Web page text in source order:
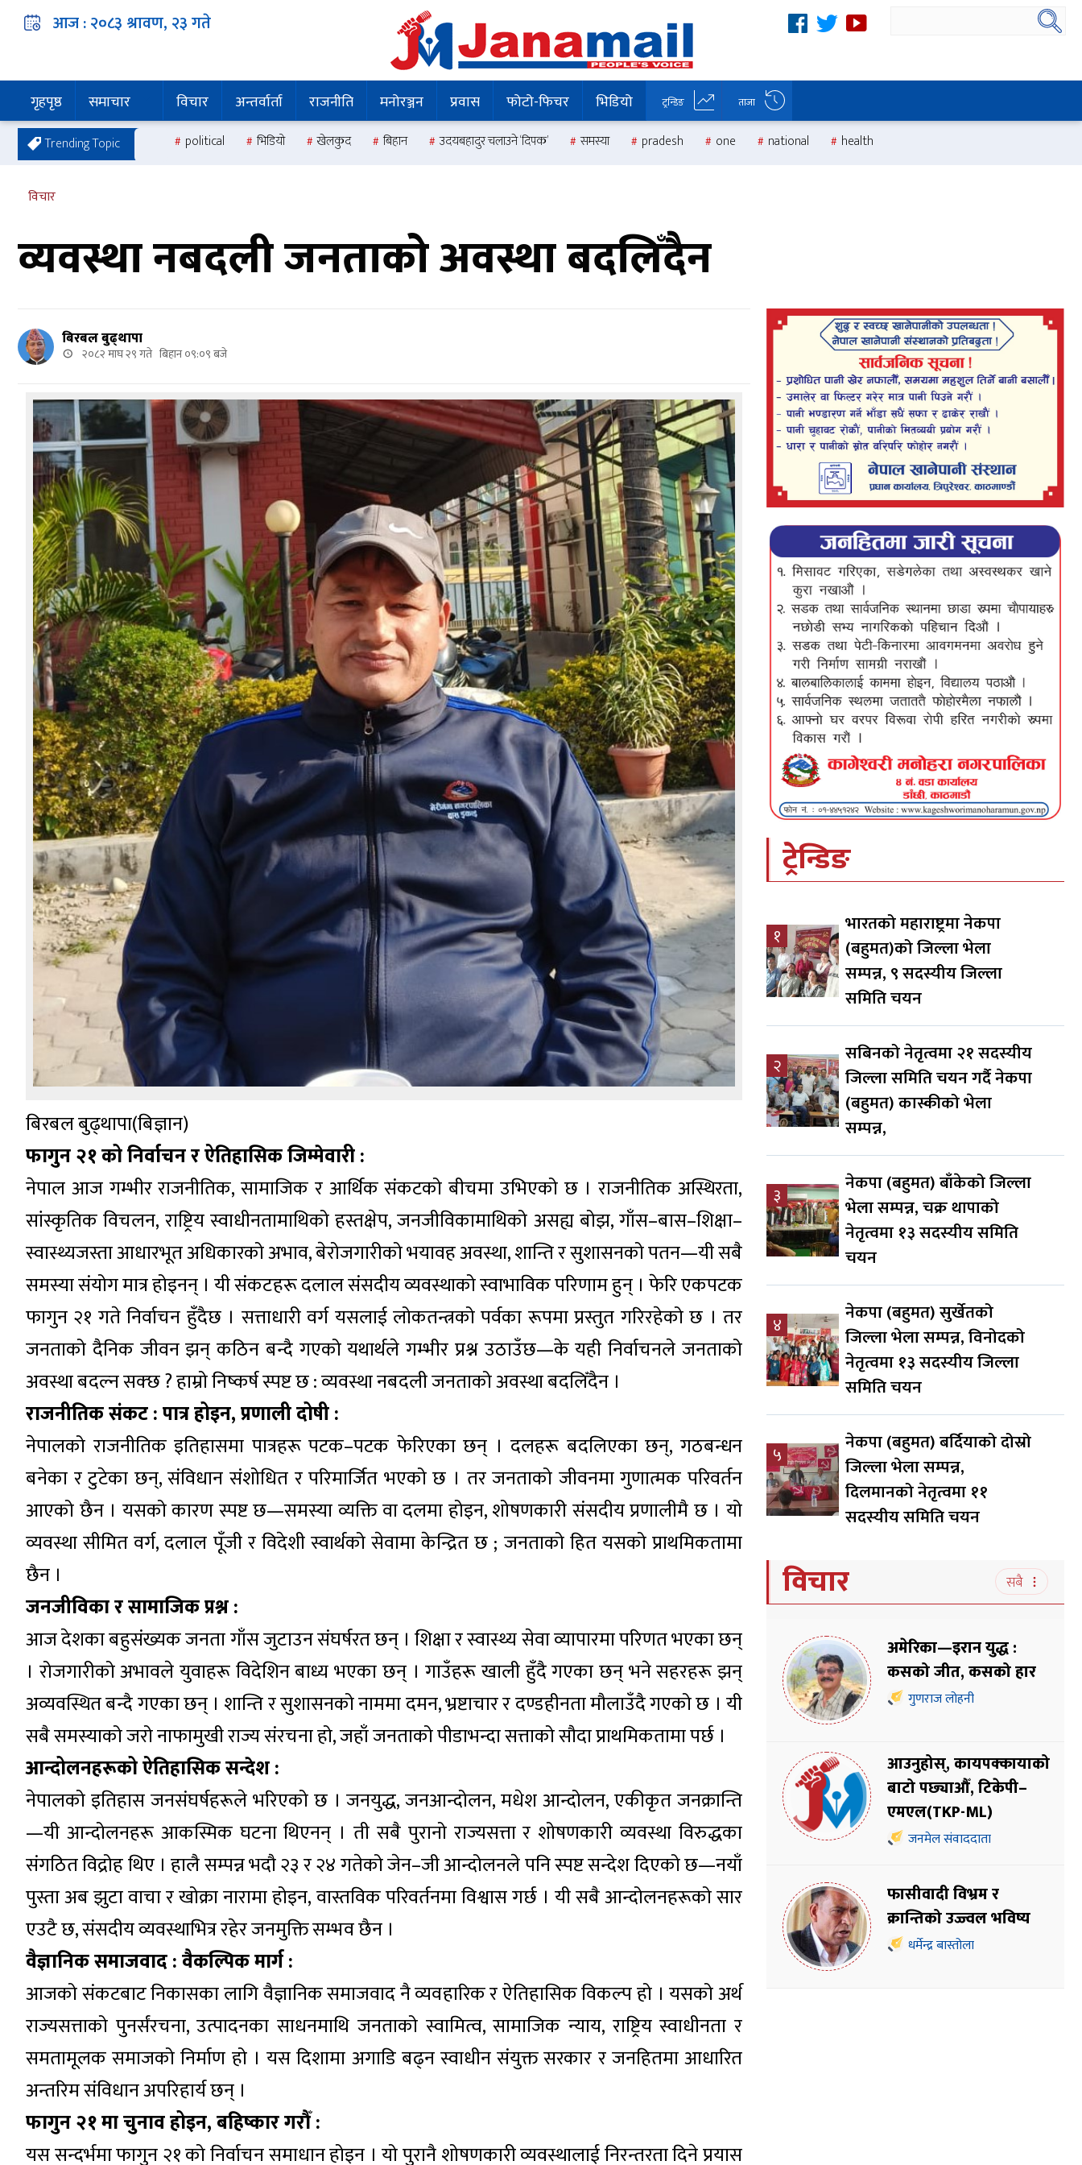
आज :२०८३ श्रावण, २३गते
गृहपृष्ठ समाचार विचार अन्तर्वार्ता राजनीति मनोरञ्जन प्रवास फोटो-फिचर भिडियो ट्रन्डिङ ताजा
Trending Topic political भिडियो खेलकुद बिहान उदयबहादुर चलाउने ‘दिपक’ समस्या pradesh one national health
विचार
व्यवस्था नबदली जनताको अवस्था बदलिँदैन
बिरबल बुढ्थापा
२०८२ माघ २९ गते बिहान ०९:०९ बजे
बिरबल बुढ्थापा(बिज्ञान)
फागुन २१ को निर्वाचन र ऐतिहासिक जिम्मेवारी :
नेपाल आज गम्भीर राजनीतिक, सामाजिक र आर्थिक संकटको बीचमा उभिएको छ । राजनीतिक अस्थिरता,
सांस्कृतिक विचलन, राष्ट्रिय स्वाधीनतामाथिको हस्तक्षेप, जनजीविकामाथिको असह्य बोझ, गाँस–बास–शिक्षा–
स्वास्थ्यजस्ता आधारभूत अधिकारको अभाव, बेरोजगारीको भयावह अवस्था, शान्ति र सुशासनको पतन—यी सबै
समस्या संयोग मात्र होइनन् । यी संकटहरू दलाल संसदीय व्यवस्थाको स्वाभाविक परिणाम हुन् । फेरि एकपटक
फागुन २१ गते निर्वाचन हुँदैछ । सत्ताधारी वर्ग यसलाई लोकतन्त्रको पर्वका रूपमा प्रस्तुत गरिरहेको छ । तर
जनताको दैनिक जीवन झन् कठिन बन्दै गएको यथार्थले गम्भीर प्रश्न उठाउँछ—के यही निर्वाचनले जनताको
अवस्था बदल्न सक्छ ? हाम्रो निष्कर्ष स्पष्ट छ : व्यवस्था नबदली जनताको अवस्था बदलिँदैन ।
राजनीतिक संकट : पात्र होइन, प्रणाली दोषी :
नेपालको राजनीतिक इतिहासमा पात्रहरू पटक–पटक फेरिएका छन् । दलहरू बदलिएका छन्, गठबन्धन
बनेका र टुटेका छन्, संविधान संशोधित र परिमार्जित भएको छ । तर जनताको जीवनमा गुणात्मक परिवर्तन
आएको छैन । यसको कारण स्पष्ट छ—समस्या व्यक्ति वा दलमा होइन, शोषणकारी संसदीय प्रणालीमै छ । यो
व्यवस्था सीमित वर्ग, दलाल पूँजी र विदेशी स्वार्थको सेवामा केन्द्रित छ ; जनताको हित यसको प्राथमिकतामा
छैन ।
जनजीविका र सामाजिक प्रश्न :
आज देशका बहुसंख्यक जनता गाँस जुटाउन संघर्षरत छन् । शिक्षा र स्वास्थ्य सेवा व्यापारमा परिणत भएका छन्
। रोजगारीको अभावले युवाहरू विदेशिन बाध्य भएका छन् । गाउँहरू खाली हुँदै गएका छन् भने सहरहरू झन्
अव्यवस्थित बन्दै गएका छन् । शान्ति र सुशासनको नाममा दमन, भ्रष्टाचार र दण्डहीनता मौलाउँदै गएको छ । यी
सबै समस्याको जरो नाफामुखी राज्य संरचना हो, जहाँ जनताको पीडाभन्दा सत्ताको सौदा प्राथमिकतामा पर्छ ।
आन्दोलनहरूको ऐतिहासिक सन्देश :
नेपालको इतिहास जनसंघर्षहरूले भरिएको छ । जनयुद्ध, जनआन्दोलन, मधेश आन्दोलन, एकीकृत जनक्रान्ति
—यी आन्दोलनहरू आकस्मिक घटना थिएनन् । ती सबै पुरानो राज्यसत्ता र शोषणकारी व्यवस्था विरुद्धका
संगठित विद्रोह थिए । हालै सम्पन्न भदौ २३ र २४ गतेको जेन–जी आन्दोलनले पनि स्पष्ट सन्देश दिएको छ—नयाँ
पुस्ता अब झुटा वाचा र खोक्रा नारामा होइन, वास्तविक परिवर्तनमा विश्वास गर्छ । यी सबै आन्दोलनहरूको सार
एउटै छ, संसदीय व्यवस्थाभित्र रहेर जनमुक्ति सम्भव छैन ।
वैज्ञानिक समाजवाद : वैकल्पिक मार्ग :
आजको संकटबाट निकासका लागि वैज्ञानिक समाजवाद नै व्यवहारिक र ऐतिहासिक विकल्प हो । यसको अर्थ
राज्यसत्ताको पुनर्संरचना, उत्पादनका साधनमाथि जनताको स्वामित्व, सामाजिक न्याय, राष्ट्रिय स्वाधीनता र
समतामूलक समाजको निर्माण हो । यस दिशामा अगाडि बढ्न स्वाधीन संयुक्त सरकार र जनहितमा आधारित
अन्तरिम संविधान अपरिहार्य छन् ।
फागुन २१ मा चुनाव होइन, बहिष्कार गरौँ :
यस सन्दर्भमा फागुन २१ को निर्वाचन समाधान होइन । यो पुरानै शोषणकारी व्यवस्थालाई निरन्तरता दिने प्रयास
ट्रेन्डिङ
१
भारतको महाराष्ट्रमा नेकपा
(बहुमत)को जिल्ला भेला
सम्पन्न, ९ सदस्यीय जिल्ला
समिति चयन
२
सबिनको नेतृत्वमा २१ सदस्यीय
जिल्ला समिति चयन गर्दै नेकपा
(बहुमत) कास्कीको भेला
सम्पन्न,
३
नेकपा (बहुमत) बाँकेको जिल्ला
भेला सम्पन्न, चक्र थापाको
नेतृत्वमा १३ सदस्यीय समिति
चयन
४
नेकपा (बहुमत) सुर्खेतको
जिल्ला भेला सम्पन्न, विनोदको
नेतृत्वमा १३ सदस्यीय जिल्ला
समिति चयन
५
नेकपा (बहुमत) बर्दियाको दोस्रो
जिल्ला भेला सम्पन्न,
दिलमानको नेतृत्वमा ११
सदस्यीय समिति चयन
विचार सबै
अमेरिका—इरान युद्ध :
कसको जीत, कसको हार
गुणराज लोहनी
आउनुहोस्, कायपक्कायाको
बाटो पछ्याऔँ, टिकेपी–
एमएल(TKP-ML)
जनमेल संवाददाता
फासीवादी विभ्रम र
क्रान्तिको उज्ज्वल भविष्य
धर्मेन्द्र बास्तोला